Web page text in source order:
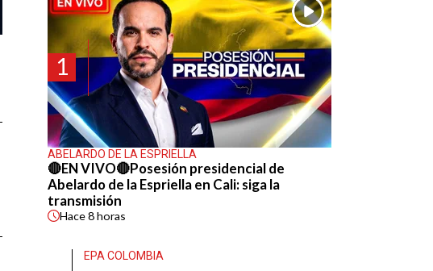
1
ABELARDO DE LA ESPRIELLA
🔴EN VIVO🔴Posesión presidencial de
Abelardo de la Espriella en Cali: siga la
transmisión
Hace8 horas
EPA COLOMBIA